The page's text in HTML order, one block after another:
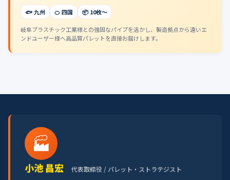
🐟 九州 🍊 四国 📦 10枚〜
岐阜プラスチック工業様との強固なパイプを活かし、製造拠点から遠いエ
ンドユーザー様へ高品質パレットを直接お届けします。
🏭
小池 昌宏 代表取締役 / パレット・ストラテジスト